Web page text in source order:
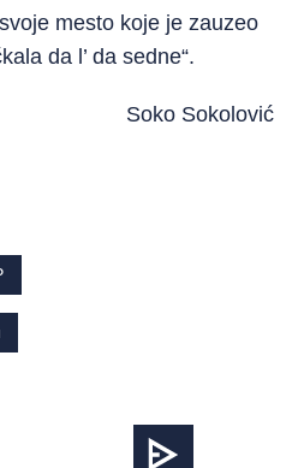
mesto koje je zauzeo
da l’ da sedne“.
Soko Sokolović